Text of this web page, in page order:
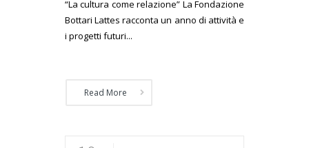
“La cultura come relazione” La Fondazione
Bottari Lattes racconta un anno di attività e
i progetti futuri...
Read More